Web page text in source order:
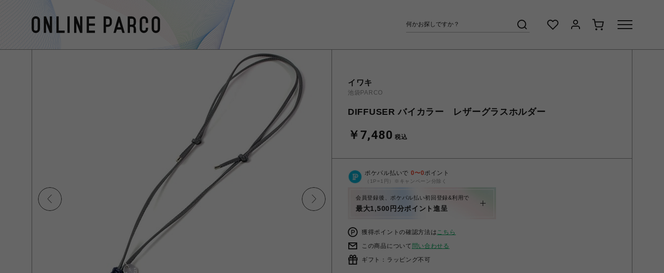
イワキ
池袋PARCO
DIFFUSER バイカラー レザーグラスホルダー
￥7,480 税込
ポケパル払いで 0〜0ポイント
（1P=1円）※キャンペーン分除く
会員登録後、ポケパル払い初回登録&利用で
最大1,500円分ポイント進呈
獲得ポイントの確認方法はこちら
この商品について 問い合わせる
ギフト：ラッピング不可